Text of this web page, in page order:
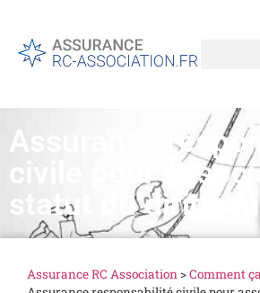
Assurance
civile pour
statut du
Assurance RC Association>Comment